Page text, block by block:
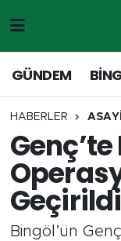
GÜNDEM
HABERLER
Geçirildi
Bingöl’ün
Genç
Solhan
Karlıova
Adaklı-Kiğı
Merkez
Merkez
Süper Lig
Tüm